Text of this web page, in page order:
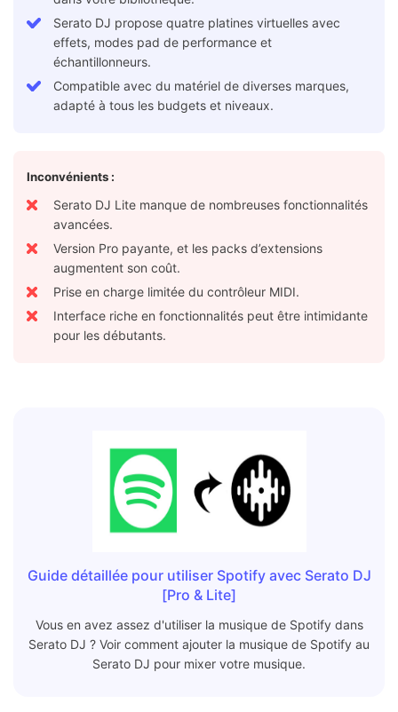
Serato DJ propose quatre platines virtuelles avec
effets, modes pad de performance et
échantillonneurs.
Compatible avec du matériel de diverses marques,
adapté à tous les budgets et niveaux.
Inconvénients :
Serato DJ Lite manque de nombreuses fonctionnalités
avancées.
Version Pro payante, et les packs d’extensions
augmentent son coût.
Prise en charge limitée du contrôleur MIDI.
Interface riche en fonctionnalités peut être intimidante
pour les débutants.
Guide détaillée pour utiliser Spotify avec Serato DJ
[Pro & Lite]
Vous en avez assez d'utiliser la musique de Spotify dans
Serato DJ ? Voir comment ajouter la musique de Spotify au
Serato DJ pour mixer votre musique.